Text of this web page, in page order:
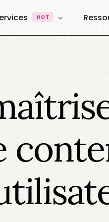
HOT
Plateforme
Vibe Creators
Decouvrez nos formats
Elite Creators